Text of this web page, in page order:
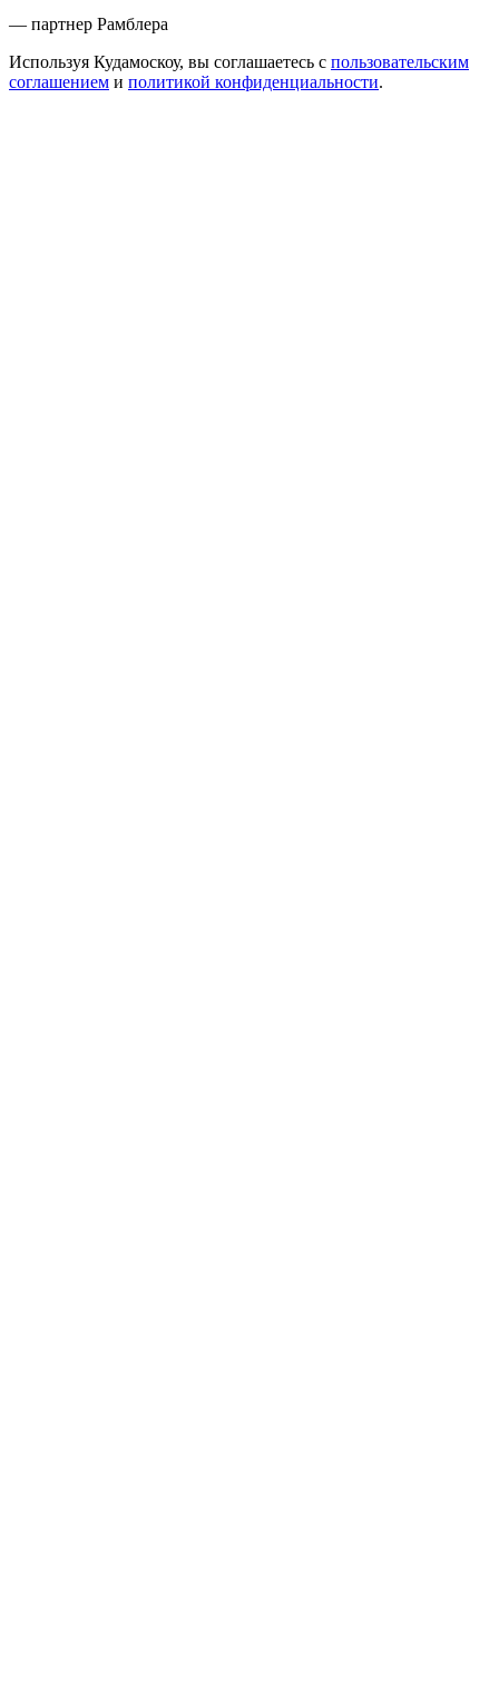
— партнер Рамблера
Используя Кудамоскоу, вы соглашаетесь с пользовательским
соглашением и политикой конфиденциальности.